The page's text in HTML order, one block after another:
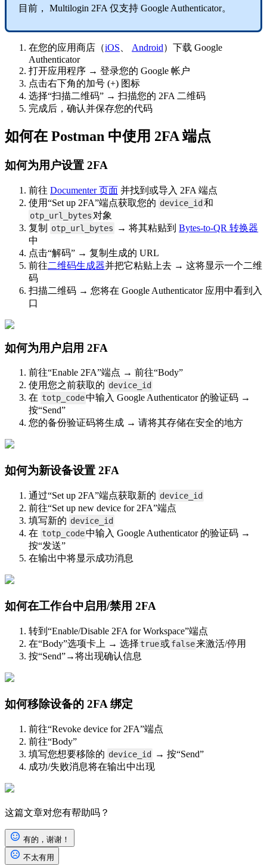
目前， Multilogin 2FA 仅支持 Google Authenticator。
在您的应用商店（iOS Android）下载 Google
Authenticator
打开应用程序 → 登录您的 Google 帐户
点击右下角的加号 (+) 图标
选择“扫描二维码” → 扫描您的 2FA 二维码
完成后，确认并保存您的代码
如何在 Postman 中使用 2FA 端点
如何为用户设置 2FA
前往 Documenter 页面 并找到或导入 2FA 端点
使用“Set up 2FA”端点获取您的 device_id 和
otp_url_bytes 对象
复制
otp_url_bytes → 将其粘贴到Bytes-to-QR 转换器
中
点击“解码” → 复制生成的 URL
前往二维码生成器并把它粘贴上去 → 这将显示一个二维
码
扫描二维码 → 您将在 Google Authenticator 应用中看到入
口
如何为用户启用 2FA
前往“Enable 2FA”端点 → 前往“Body”
使用您之前获取的 device_id
在 totp_code中输入 Google Authenticator 的验证码 →
按“Send”
您的备份验证码将生成 → 请将其存储在安全的地方
打开图像-20250602-085633.png
如何为新设备设置 2FA
通过“Set up 2FA”端点获取新的 device_id
前往“Set up new device for 2FA”端点
填写新的 device_id
在 totp_code中输入 Google Authenticator 的验证码 →
按“发送”
在输出中将显示成功消息
打开图像-20250602-092610.png
如何在工作台中启用/禁用 2FA
转到“Enable/Disable 2FA for Workspace”端点
在“Body”选项卡上 → 选择 true或false来激活/停用
按“Send”→将出现确认信息
打开图像-20250602-092830.png
如何移除设备的 2FA 绑定
前往“Revoke device for 2FA”端点
前往“Body”
填写您想要移除的 device_id
→ 按“Send”
成功/失败消息将在输出中出现
打开图像-20250602-090525.png
这篇文章对您有帮助吗？
有的，谢谢！
不太有用